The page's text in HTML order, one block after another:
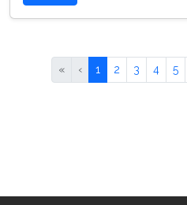
« ‹ 1 2 3 4 5